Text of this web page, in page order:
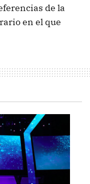
de la
en el que